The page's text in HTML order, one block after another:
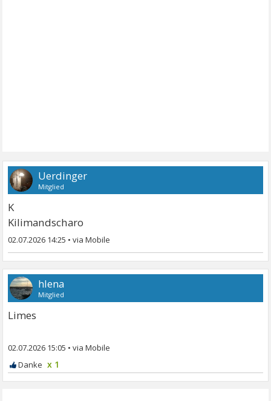
Uerdinger
Mitglied
K
Kilimandscharo
02.07.2026 14:25 •
hlena
Mitglied
Limes
02.07.2026 15:05 •
x 1